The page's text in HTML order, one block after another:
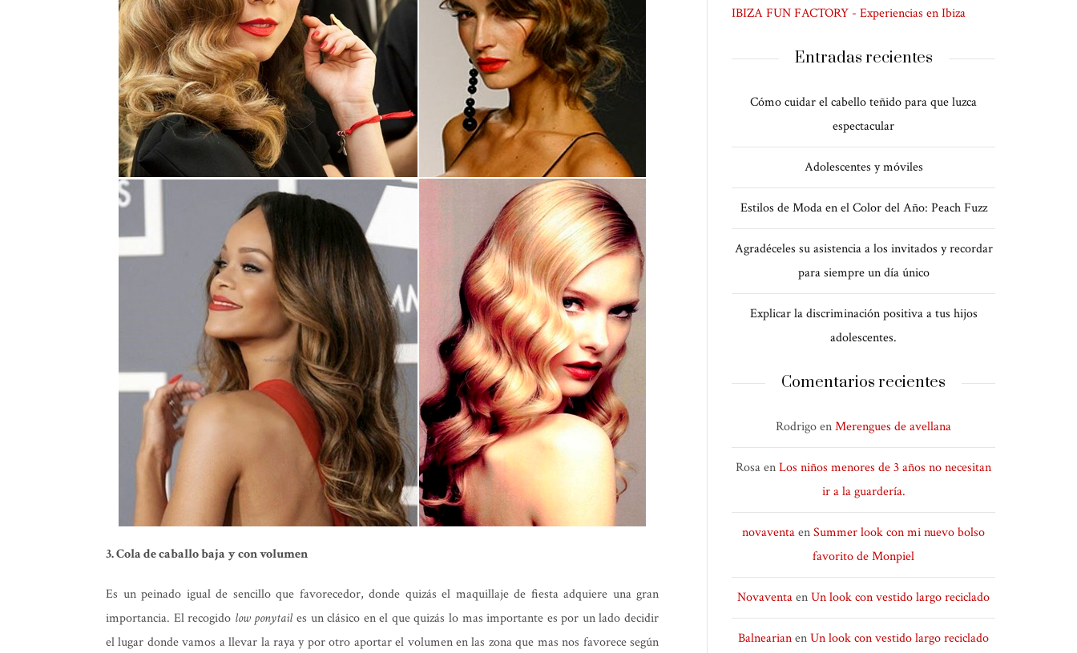
3. Cola de caballo baja y con volumen
Es un peinado igual de sencillo que favorecedor, donde quizás el maquillaje de fiesta adquiere una gran
importancia. El recogido low ponytail es un clásico en el que quizás lo mas importante es por un lado decidir
el lugar donde vamos a llevar la raya y por otro aportar el volumen en las zona que mas nos favorece según
IBIZA FUN FACTORY - Experiencias en Ibiza
Entradas recientes
Cómo cuidar el cabello teñido para que luzca
espectacular
Adolescentes y móviles
Estilos de Moda en el Color del Año: Peach Fuzz
Agradéceles su asistencia a los invitados y recordar
para siempre un día único
Explicar la discriminación positiva a tus hijos
adolescentes.
Comentarios recientes
RodrigoenMerengues de avellana
RosaenLos niños menores de 3 años no necesitan
ir a la guardería.
novaventaenSummer look con mi nuevo bolso
favorito de Monpiel
NovaventaenUn look con vestido largo reciclado
BalnearianenUn look con vestido largo reciclado